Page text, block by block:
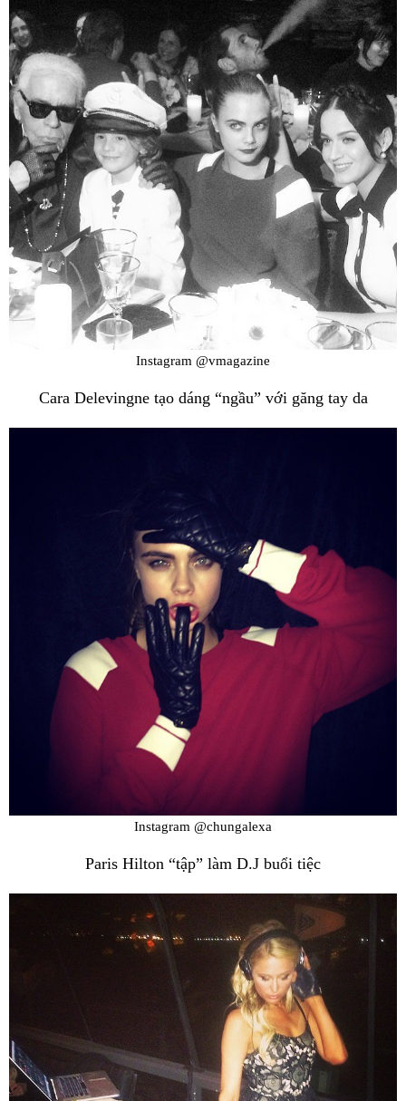
Instagram @vmagazine
Cara Delevingne tạo dáng “ngầu” với găng tay da
Instagram @chungalexa
Paris Hilton “tập” làm D.J buổi tiệc